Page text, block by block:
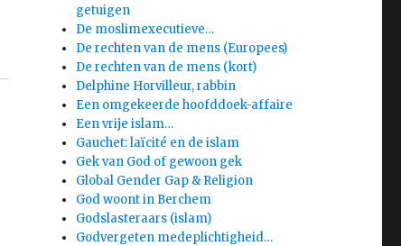
getuigen
De moslimexecutieve…
De rechten van de mens (Europees)
De rechten van de mens (kort)
Delphine Horvilleur, rabbin
Een omgekeerde hoofddoek-affaire
Een vrije islam…
Gauchet: laïcité en de islam
Gek van God of gewoon gek
Global Gender Gap & Religion
God woont in Berchem
Godslasteraars (islam)
Godvergeten medeplichtigheid…